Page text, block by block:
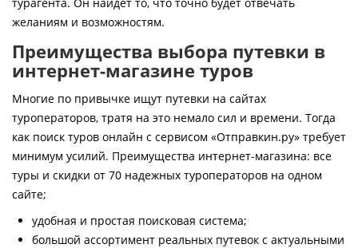
желаниям и возможностям.
Преимущества выбора путевки в
интернет-магазине туров
Многие по привычке ищут путевки на сайтах
туроператоров, тратя на это немало сил и времени. Тогда
как поиск туров онлайн с сервисом «Отправкин.ру» требует
минимум усилий. Преимущества интернет-магазина: все
туры и скидки от 70 надежных туроператоров на одном
сайте;
удобная и простая поисковая система;
большой ассортимент реальных путевок с актуальными